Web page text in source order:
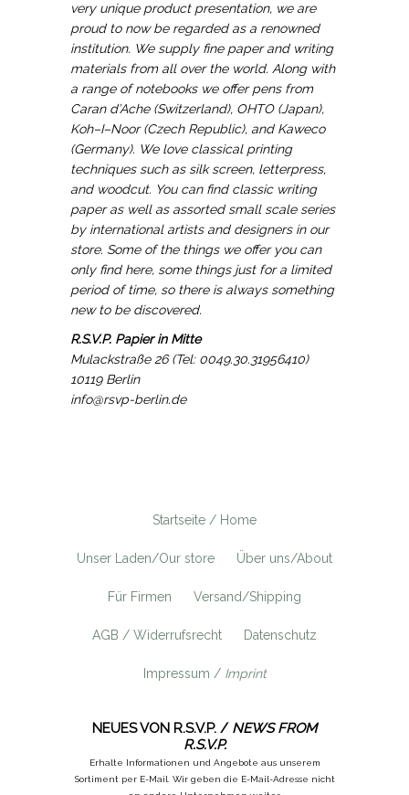
very unique product presentation, we are
proud to now be regarded as a renowned
institution. We supply fine paper and writing
materials from all over the world. Along with
a range of notebooks we offer pens from
Caran d’Ache (Switzerland), OHTO (Japan),
Koh–I–Noor (Czech Republic), and Kaweco
(Germany). We love classical printing
techniques such as silk screen, letterpress,
and woodcut. You can find classic writing
paper as well as assorted small scale series
by international artists and designers in our
store. Some of the things we offer you can
only find here, some things just for a limited
period of time, so there is always something
new to be discovered.
R.S.V.P. Papier in Mitte
Mulackstraße 26 (Tel: 0049.30.31956410)
10119 Berlin
info@rsvp-berlin.de
Startseite / Home
Unser Laden/Our store Über uns/About
Für Firmen Versand/Shipping
AGB / Widerrufsrecht Datenschutz
Impressum / Imprint
NEUES VON R.S.V.P. / NEWS FROM
R.S.V.P.
Erhalte Informationen und Angebote aus unserem
Sortiment per E-Mail. Wir geben die E-Mail-Adresse nicht